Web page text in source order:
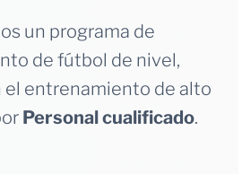
un programa de
de fútbol de nivel,
entrenamiento de alto
Personal cualificado.